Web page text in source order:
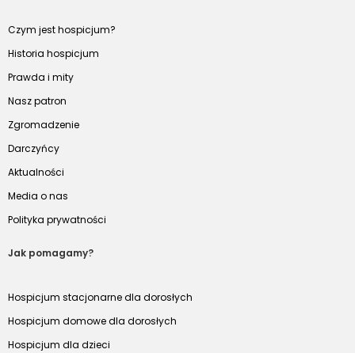
Czym jest hospicjum?
Historia hospicjum
Prawda i mity
Nasz patron
Zgromadzenie
Darczyńcy
Aktualności
Media o nas
Polityka prywatności
Jak pomagamy?
Hospicjum stacjonarne dla dorosłych
Hospicjum domowe dla dorosłych
Hospicjum dla dzieci